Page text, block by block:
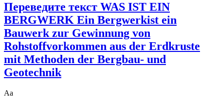
Переведите текст WAS IST EIN
BERGWERK Ein Bergwerkist ein
Bauwerk zur Gewinnung von
Rohstoffvorkommen aus der Erdkruste
mit Methoden der Bergbau- und
Geotechnik
Аа